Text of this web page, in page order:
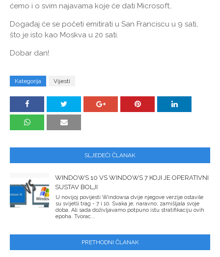
ćemo i o svim najavama koje će dati Microsoft..
Događaj će se početi emitirati u San Franciscu u 9 sati,
što je isto kao Moskva u 20 sati.
Dobar dan!
Kategorija Vijesti
SLJEDEĆI ČLANAK
WINDOWS 10 VS WINDOWS 7 KOJI JE OPERATIVNI
SUSTAV BOLJI
U novijoj povijesti Windowsa dvije njegove verzije ostavile
su svijetli trag - 7 i 10. Svaka je, naravno, zamišljala svoje
doba. Ali sada doživljavamo potpuno istu stratifikaciju ovih
epoha. Tvorac...
PRETHODNI ČLANAK